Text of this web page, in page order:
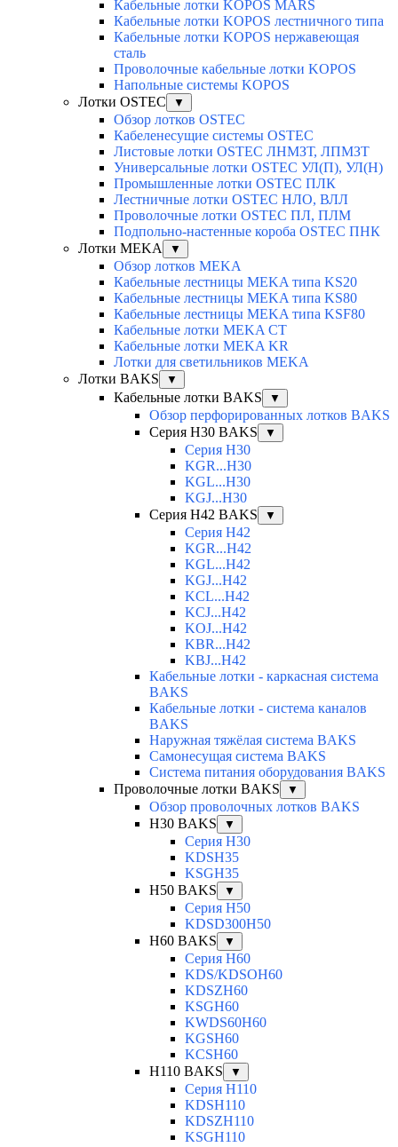
Кабельные лотки KOPOS MARS
Кабельные лотки KOPOS лестничного типа
Кабельные лотки KOPOS нержавеющая
сталь
Проволочные кабельные лотки KOPOS
Напольные системы KOPOS
Лотки OSTEC
▼
Обзор лотков OSTEC
Кабеленесущие системы OSTEC
Листовые лотки OSTEC ЛНМЗТ, ЛПМЗТ
Универсальные лотки OSTEC УЛ(П), УЛ(Н)
Промышленные лотки OSTEC ПЛК
Лестничные лотки OSTEC НЛО, ВЛЛ
Проволочные лотки OSTEC ПЛ, ПЛМ
Подпольно-настенные короба OSTEC ПНК
Лотки MEKA
▼
Обзор лотков MEKA
Кабельные лестницы MEKA типа KS20
Кабельные лестницы MEKA типа KS80
Кабельные лестницы MEKA типа KSF80
Кабельные лотки MEKA CT
Кабельные лотки MEKA KR
Лотки для светильников MEKA
Лотки BAKS
▼
Кабельные лотки BAKS ▼
Обзор перфорированных лотков BAKS
Серия H30 BAKS
▼
Серия H30
KGR...H30
KGL...H30
KGJ...H30
Серия H42 BAKS
▼
Серия H42
KGR...H42
KGL...H42
KGJ...H42
KCL...H42
KCJ...H42
KOJ...H42
KBR...H42
KBJ...H42
Кабельные лотки - каркасная система
BAKS
Кабельные лотки - система каналов
BAKS
Наружная тяжёлая система BAKS
Самонесущая система BAKS
Система питания оборудования BAKS
Проволочные лотки BAKS
▼
Обзор проволочных лотков BAKS
H30 BAKS
▼
Серия H30
KDSH35
KSGH35
H50 BAKS
▼
Серия H50
KDSD300H50
H60 BAKS
▼
Серия H60
KDS/KDSOH60
KDSZH60
KSGH60
KWDS60H60
KGSH60
KCSH60
H110 BAKS
▼
Серия H110
KDSH110
KDSZH110
KSGH110